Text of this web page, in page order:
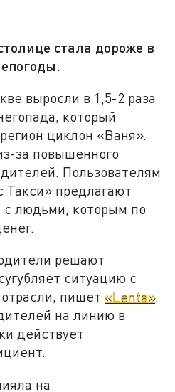
стала дороже в
выросли в 1,5-2 раза
который
циклон «Ваня».
за повышенного
Пользователям
предлагают
с людьми, которым по
решают
ситуацию с
пишет «Lenta».
на линию в
действует
на